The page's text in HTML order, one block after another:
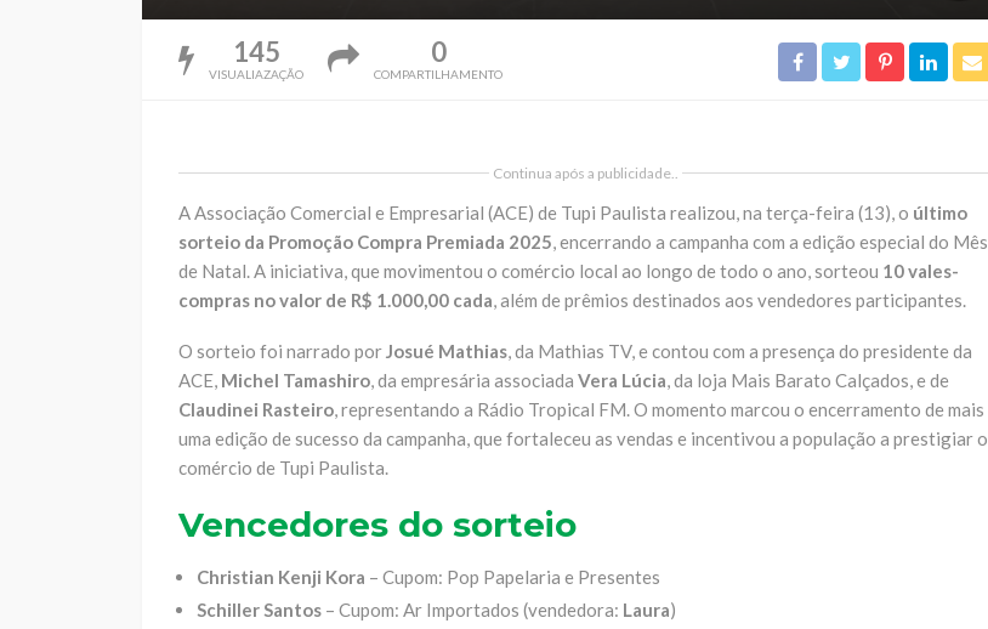
145
VISUALIAZAÇÃO
0
COMPARTILHAMENTO
Continua após a publicidade..
A Associação Comercial e Empresarial (ACE) de Tupi Paulista realizou, na terça-feira (13), o último
sorteio da Promoção Compra Premiada 2025, encerrando a campanha com a edição especial do Mês
de Natal. A iniciativa, que movimentou o comércio local ao longo de todo o ano, sorteou 10 vales-
compras no valor de R$ 1.000,00 cada, além de prêmios destinados aos vendedores participantes.
O sorteio foi narrado porJosué Mathias, da Mathias TV, e contou com a presença do presidente da
ACE, Michel Tamashiro, da empresária associada Vera Lúcia, da loja Mais Barato Calçados, e de
Claudinei Rasteiro, representando a Rádio Tropical FM. O momento marcou o encerramento de mais
uma edição de sucesso da campanha, que fortaleceu as vendas e incentivou a população a prestigiar o
comércio de Tupi Paulista.
Vencedores do sorteio
Christian Kenji Kora – Cupom: Pop Papelaria e Presentes
Schiller Santos – Cupom: Ar Importados (vendedora: Laura)